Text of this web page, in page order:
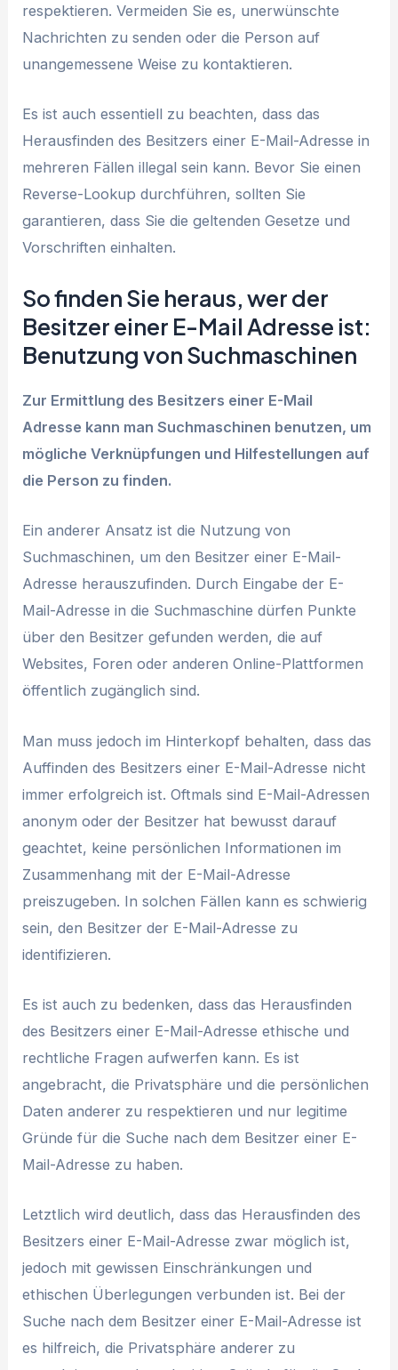
respektieren. Vermeiden Sie es, unerwünschte
Nachrichten zu senden oder die Person auf
unangemessene Weise zu kontaktieren.
Es ist auch essentiell zu beachten, dass das
Herausfinden des Besitzers einer E-Mail-Adresse in
mehreren Fällen illegal sein kann. Bevor Sie einen
Reverse-Lookup durchführen, sollten Sie
garantieren, dass Sie die geltenden Gesetze und
Vorschriften einhalten.
So finden Sie heraus, wer der
Besitzer einer E-Mail Adresse ist:
Benutzung von Suchmaschinen
Zur Ermittlung des Besitzers einer E-Mail
Adresse kann man Suchmaschinen benutzen, um
mögliche Verknüpfungen und Hilfestellungen auf
die Person zu finden.
Ein anderer Ansatz ist die Nutzung von
Suchmaschinen, um den Besitzer einer E-Mail-
Adresse herauszufinden. Durch Eingabe der E-
Mail-Adresse in die Suchmaschine dürfen Punkte
über den Besitzer gefunden werden, die auf
Websites, Foren oder anderen Online-Plattformen
öffentlich zugänglich sind.
Man muss jedoch im Hinterkopf behalten, dass das
Auffinden des Besitzers einer E-Mail-Adresse nicht
immer erfolgreich ist. Oftmals sind E-Mail-Adressen
anonym oder der Besitzer hat bewusst darauf
geachtet, keine persönlichen Informationen im
Zusammenhang mit der E-Mail-Adresse
preiszugeben. In solchen Fällen kann es schwierig
sein, den Besitzer der E-Mail-Adresse zu
identifizieren.
Es ist auch zu bedenken, dass das Herausfinden
des Besitzers einer E-Mail-Adresse ethische und
rechtliche Fragen aufwerfen kann. Es ist
angebracht, die Privatsphäre und die persönlichen
Daten anderer zu respektieren und nur legitime
Gründe für die Suche nach dem Besitzer einer E-
Mail-Adresse zu haben.
Letztlich wird deutlich, dass das Herausfinden des
Besitzers einer E-Mail-Adresse zwar möglich ist,
jedoch mit gewissen Einschränkungen und
ethischen Überlegungen verbunden ist. Bei der
Suche nach dem Besitzer einer E-Mail-Adresse ist
es hilfreich, die Privatsphäre anderer zu